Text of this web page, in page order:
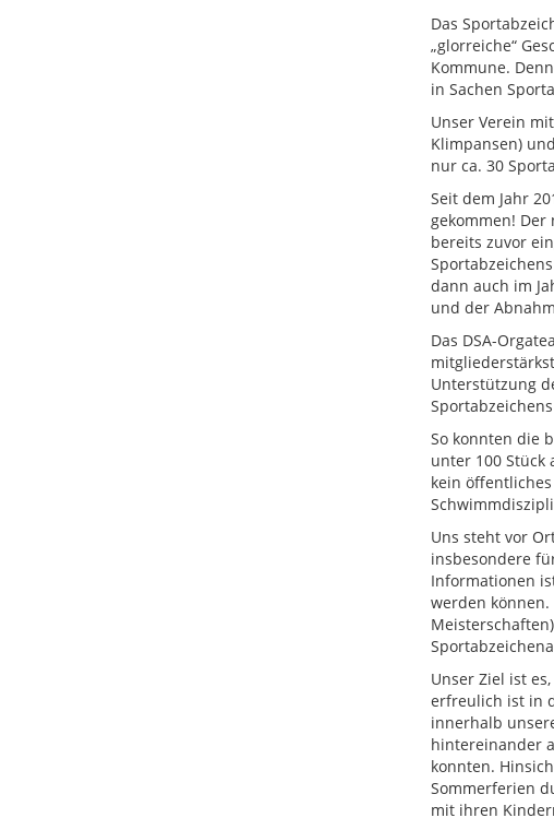
Das
„glorreiche“
Kommune.
in Sachen
Unser Verein
Klimpansen)
nur ca. 30
Seit dem Jahr
gekommen! Der
bereits zuvor
dann auch im
und der
Das DSA-
Unterstützung
So konnten die
unter 100
kein
Uns steht vor
insbesondere
Informationen
werden
Unser Ziel ist
erfreulich ist in
innerhalb
hintereinander
konnten.
Sommerferien
mit ihren